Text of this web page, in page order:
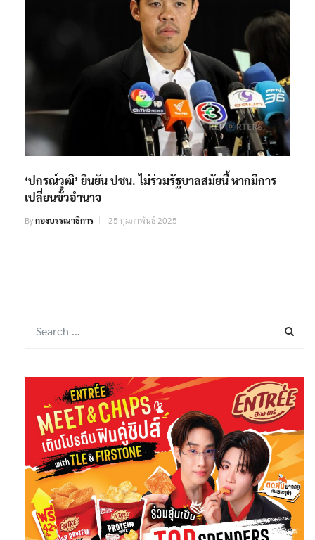
‘ปกรณ์วุฒิ’ ยืนยัน ปชน. ไม่ร่วมรัฐบาลสมัยนี้ หากมีการ
เปลี่ยนขั้วอำนาจ
Byกองบรรณาธิการ 25 กุมภาพันธ์ 2025